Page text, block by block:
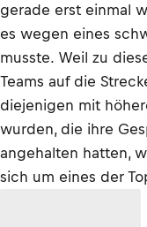
gerade erst einmal
es wegen eines
musste. Weil zu
Teams auf die
diejenigen mit
wurden, die ihre
angehalten hatten,
sich um eines der